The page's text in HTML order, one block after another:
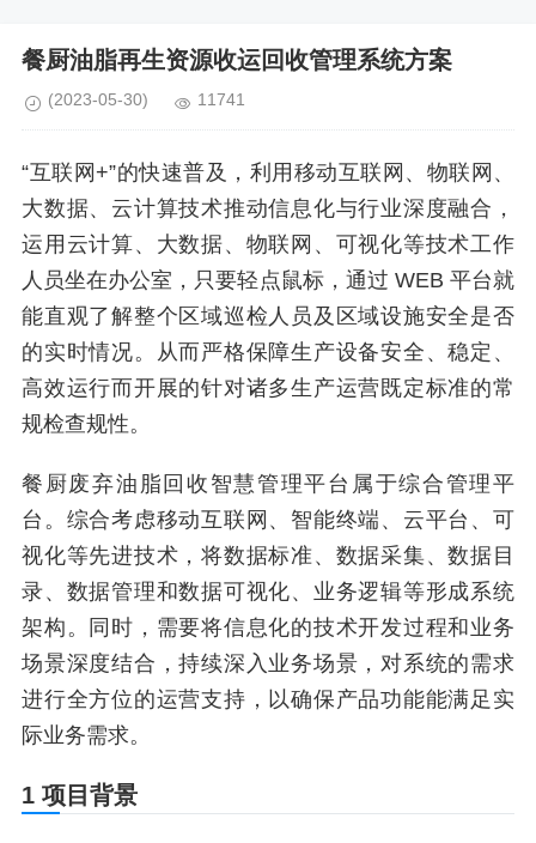
餐厨油脂再生资源收运回收管理系统方案
(2023-05-30) 11741
“互联网+”的快速普及，利用移动互联网、物联网、
大数据、云计算技术推动信息化与行业深度融合，
运用云计算、大数据、物联网、可视化等技术工作
人员坐在办公室，只要轻点鼠标，通过 WEB 平台就
能直观了解整个区域巡检人员及区域设施安全是否
的实时情况。从而严格保障生产设备安全、稳定、
高效运行而开展的针对诸多生产运营既定标准的常
规检查规性。
餐厨废弃油脂回收智慧管理平台属于综合管理平
台。综合考虑移动互联网、智能终端、云平台、可
视化等先进技术，将数据标准、数据采集、数据目
录、数据管理和数据可视化、业务逻辑等形成系统
架构。同时，需要将信息化的技术开发过程和业务
场景深度结合，持续深入业务场景，对系统的需求
进行全方位的运营支持，以确保产品功能能满足实
际业务需求。
1 项目背景